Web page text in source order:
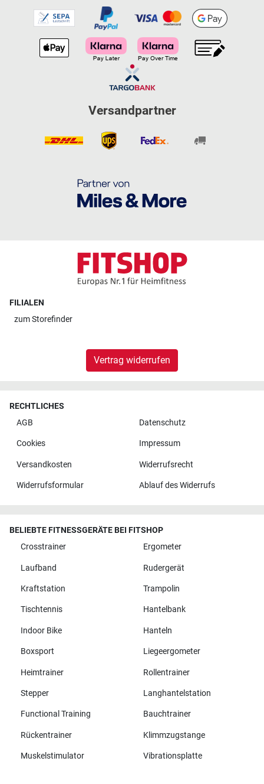
Versandpartner
FILIALEN
zumStorefinder
Vertrag widerrufen
RECHTLICHES
AGB
Datenschutz
Cookies Impressum
Versandkosten Widerrufsrecht
Widerrufsformular Ablauf des Widerrufs
BELIEBTE FITNESSGERÄTE BEI FITSHOP
Crosstrainer
Ergometer
Laufband Rudergerät
Kraftstation Trampolin
Tischtennis Hantelbank
Indoor Bike Hanteln
Boxsport Liegeergometer
Heimtrainer Rollentrainer
Stepper Langhantelstation
Functional Training Bauchtrainer
Rückentrainer Klimmzugstange
Muskelstimulator Vibrationsplatte